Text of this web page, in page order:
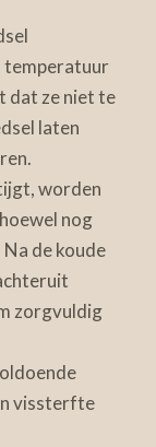
temperatuur
dat ze niet te
laten
worden
nog
de koude
zorgvuldig
vissterfte